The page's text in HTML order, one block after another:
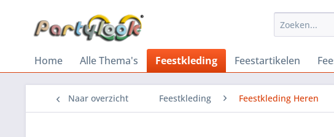
Home Alle Thema's Feestkleding Feestartikelen
Naar overzicht Feestkleding Feestkleding Heren